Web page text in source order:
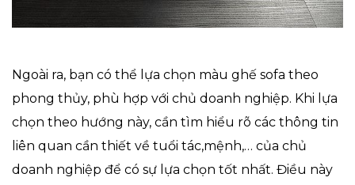
Ngoài ra, bạn có thể lựa chọn màu ghế sofa theo
phong thủy, phù hợp với chủ doanh nghiệp. Khi lựa
chọn theo hướng này, cần tìm hiểu rõ các thông tin
liên quan cần thiết về tuổi tác,mệnh,… của chủ
doanh nghiệp để có sự lựa chọn tốt nhất. Điều này